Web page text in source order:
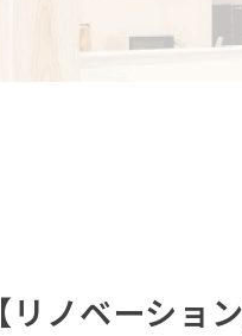
【リノベーショ